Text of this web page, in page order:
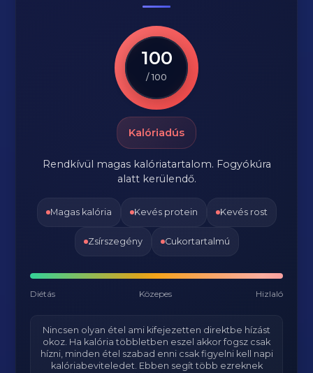
100
/ 100
Kalóriadús
Rendkívül magas kalóriatartalom. Fogyókúra
alatt kerülendő.
Magas kalória Kevés protein Kevés rost
Zsírszegény Cukortartalmú
Diétás Közepes Hizlaló
Nincsen olyan étel ami kifejezetten direktbe hízást
okoz. Ha kalória többletben eszel akkor fogsz csak
hízni, minden étel szabad enni csak figyelni kell napi
kalóriabeviteledet. Ebben segít több ezreknek